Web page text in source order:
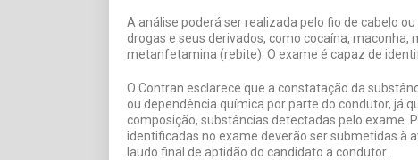
A análise poderá ser realizada pelo fio de cabelo
drogas e seus derivados, como cocaína,
metanfetamina (rebite). O exame é capaz de
O Contran esclarece que a constatação da
ou dependência química por parte do condutor, já
composição, substâncias detectadas pelo exame.
identificadas no exame deverão ser submetidas à
laudo final de aptidão do candidato a condutor.